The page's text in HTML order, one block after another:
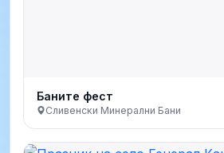
Баните фест
Сливенски Минерални Бани